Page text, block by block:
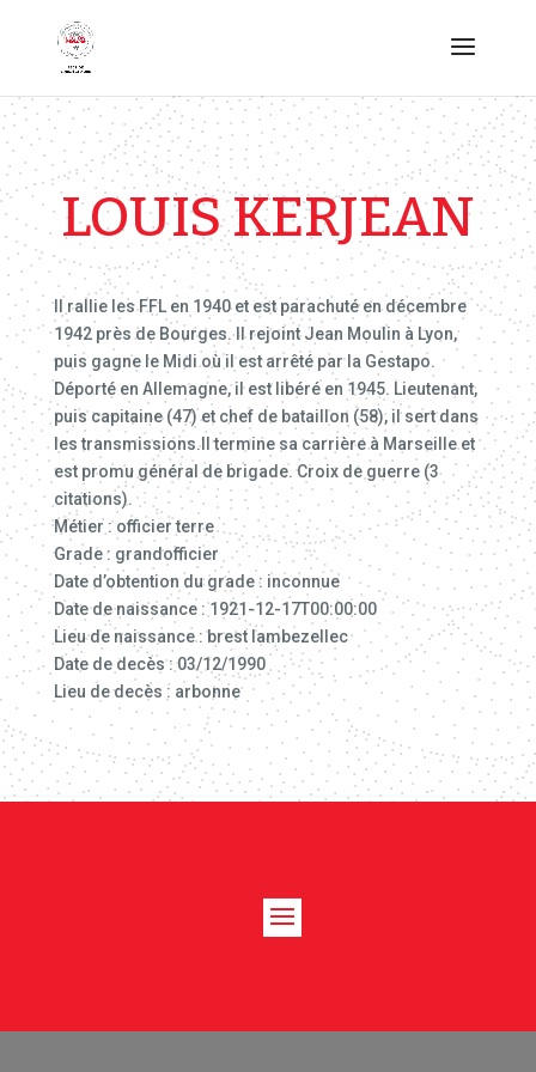
LOUIS KERJEAN
Il rallie les FFL en 1940 et est parachuté en décembre
1942 près de Bourges. Il rejoint Jean Moulin à Lyon,
puis gagne le Midi où il est arrêté par la Gestapo.
Déporté en Allemagne, il est libéré en 1945. Lieutenant,
puis capitaine (47) et chef de bataillon (58), il sert dans
les transmissions.Il termine sa carrière à Marseille et
est promu général de brigade. Croix de guerre (3
citations).
Métier : officier terre
Grade : grandofficier
Date d’obtention du grade : inconnue
Date de naissance : 1921-12-17T00:00:00
Lieu de naissance : brest lambezellec
Date de decès : 03/12/1990
Lieu de decès : arbonne